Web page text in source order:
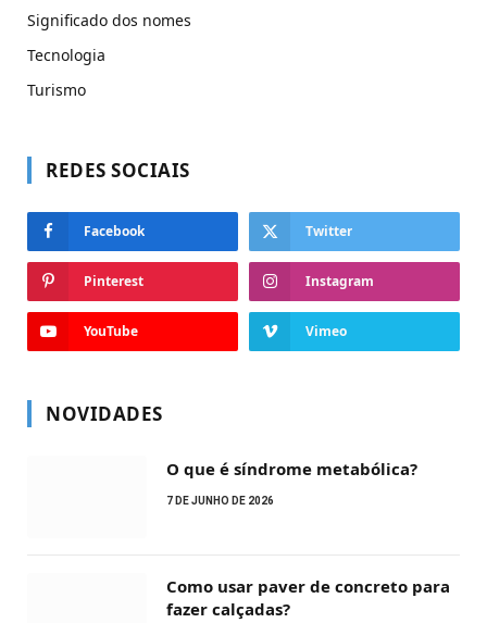
Significado dos nomes
Tecnologia
Turismo
REDES SOCIAIS
Facebook Twitter
Pinterest Instagram
YouTube Vimeo
NOVIDADES
O que é síndrome metabólica?
7 DE JUNHO DE 2026
Como usar paver de concreto para
fazer calçadas?